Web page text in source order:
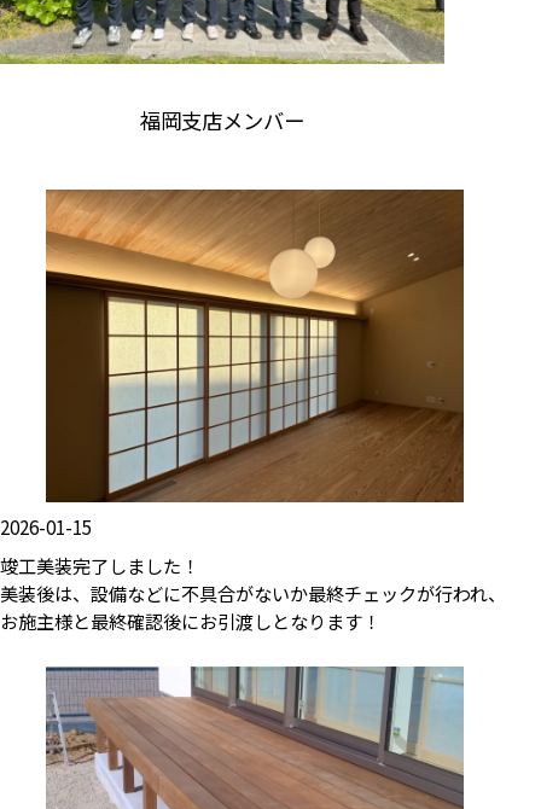
福岡支店メンバー
2026-01-15
竣工美装完了しました！
美装後は、設備などに不具合がないか最終チェックが行われ、
お施主様と最終確認後にお引渡しとなります！